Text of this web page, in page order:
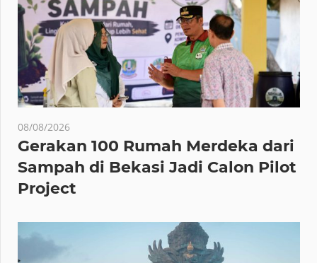
08/08/2026
Gerakan 100 Rumah Merdeka dari
Sampah di Bekasi Jadi Calon Pilot
Project